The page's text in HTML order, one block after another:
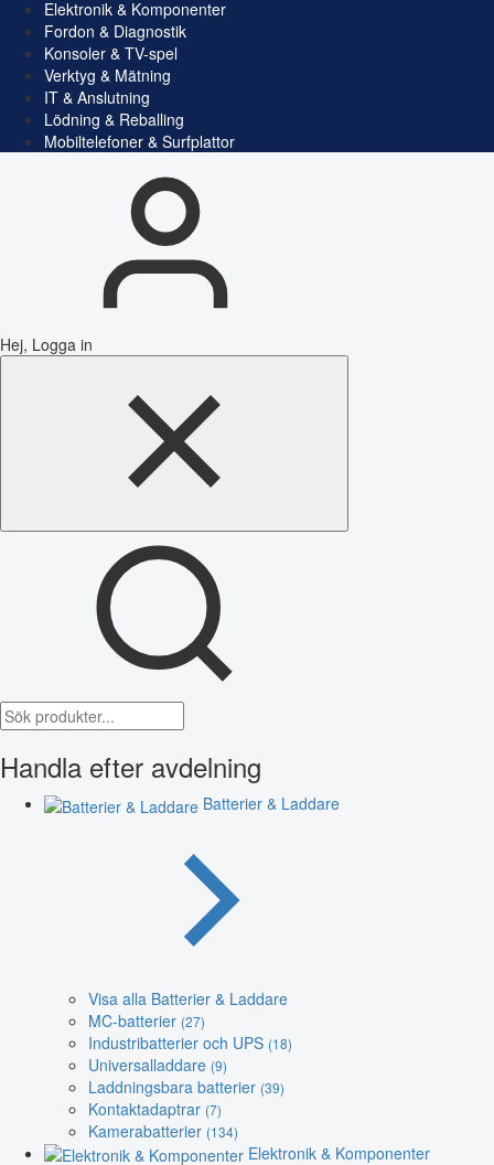
Elektronik & Komponenter
Fordon & Diagnostik
Konsoler & TV-spel
Verktyg & Mätning
IT & Anslutning
Lödning & Reballing
Mobiltelefoner & Surfplattor
Hej, Logga in
Handla efter avdelning
Batterier & Laddare
Visa alla Batterier & Laddare
MC-batterier (27)
Industribatterier och UPS (18)
Universalladdare (9)
Laddningsbara batterier (39)
Kontaktadaptrar (7)
Kamerabatterier (134)
Elektronik & Komponenter